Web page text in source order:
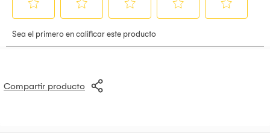
Compartir producto